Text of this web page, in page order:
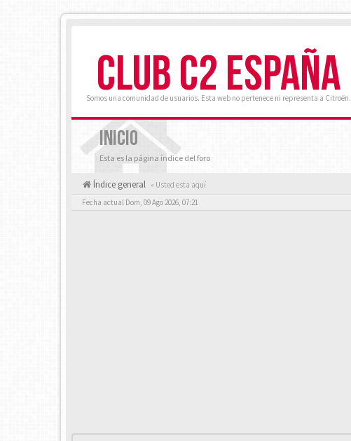
CLUB C2 ESPAÑA
Somos una comunidad de usuarios. Esta web no pertenece ni representa a Citroën.
INICIO
Esta es la página índice del foro
Índice general « Usted esta aquí
Fecha actual Dom, 09 Ago 2026, 07:21